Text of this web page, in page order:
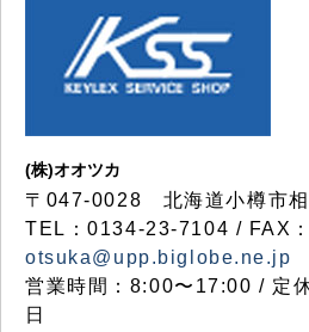
(株)オオツカ
〒047-0028 北海道小樽市
TEL：0134-23-7104 / FAX
otsuka@upp.biglobe.ne.jp
営業時間：8:00〜17:00 / 定
日